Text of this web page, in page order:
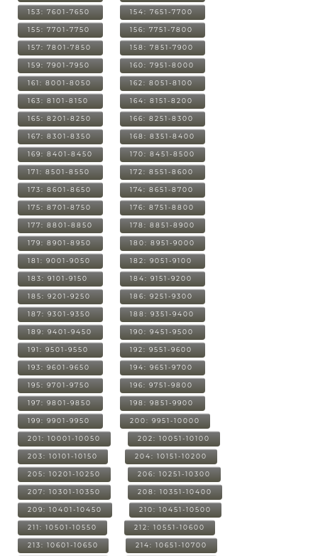
153: 7601-7650 154: 7651-7700
155: 7701-7750 156: 7751-7800
157: 7801-7850 158: 7851-7900
159: 7901-7950 160: 7951-8000
161: 8001-8050 162: 8051-8100
163: 8101-8150 164: 8151-8200
165: 8201-8250 166: 8251-8300
167: 8301-8350 168: 8351-8400
169: 8401-8450 170: 8451-8500
171: 8501-8550 172: 8551-8600
173: 8601-8650 174: 8651-8700
175: 8701-8750 176: 8751-8800
177: 8801-8850 178: 8851-8900
179: 8901-8950 180: 8951-9000
181: 9001-9050 182: 9051-9100
183: 9101-9150 184: 9151-9200
185: 9201-9250 186: 9251-9300
187: 9301-9350 188: 9351-9400
189: 9401-9450 190: 9451-9500
191: 9501-9550 192: 9551-9600
193: 9601-9650 194: 9651-9700
195: 9701-9750 196: 9751-9800
197: 9801-9850 198: 9851-9900
199: 9901-9950 200: 9951-10000
201: 10001-10050 202: 10051-10100
203: 10101-10150 204: 10151-10200
205: 10201-10250 206: 10251-10300
207: 10301-10350 208: 10351-10400
209: 10401-10450 210: 10451-10500
211: 10501-10550 212: 10551-10600
213: 10601-10650 214: 10651-10700